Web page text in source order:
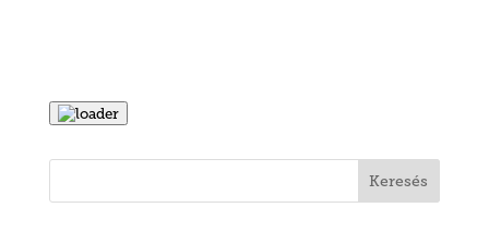
Keresés